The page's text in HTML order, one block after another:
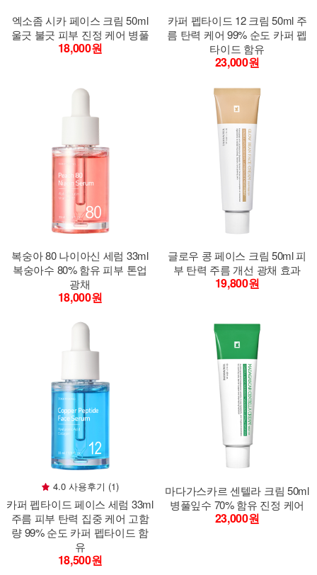
엑소좀 시카 페이스 크림 50ml
울긋 불긋 피부 진정 케어 병풀
18,000원
카퍼 펩타이드 12 크림 50ml 주
름 탄력 케어 99% 순도 카퍼 펩
타이드 함유
23,000원
복숭아 80 나이아신 세럼 33ml
복숭아수 80% 함유 피부 톤업
광채
18,000원
글로우 콩 페이스 크림 50ml 피
부 탄력 주름 개선 광채 효과
19,800원
4.0 사용후기 (1)
카퍼 펩타이드 페이스 세럼 33ml
주름 피부 탄력 집중 케어 고함
량 99% 순도 카퍼 펩타이드 함
유
18,500원
마다가스카르 센텔라 크림 50ml
병풀잎수 70% 함유 진정 케어
23,000원